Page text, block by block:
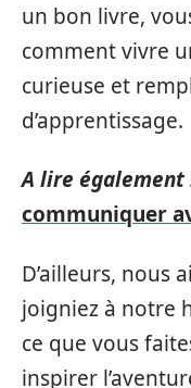
un bon livre,
comment vivre
curieuse et
d’apprentissage.
A lire également
communiquer
D’ailleurs, nous
joigniez à notre
ce que vous
inspirer